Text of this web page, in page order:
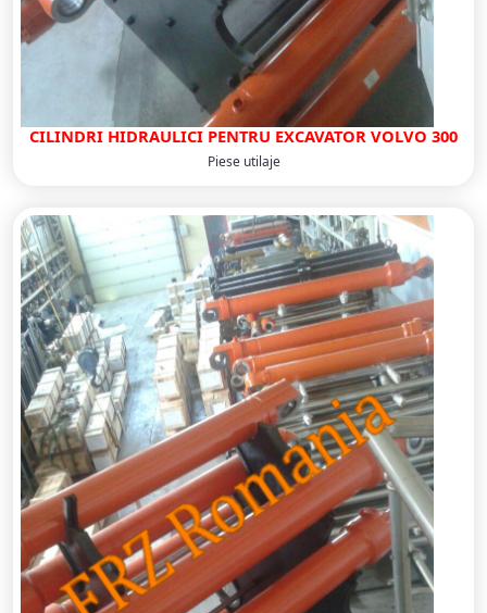
CILINDRI HIDRAULICI PENTRU EXCAVATOR VOLVO 300
Piese utilaje